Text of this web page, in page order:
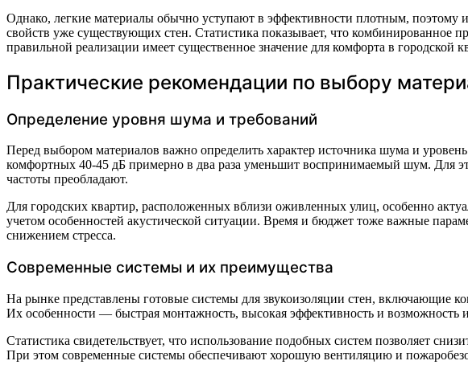
Однако, легкие материалы обычно уступают в эффективности плотным,
свойств уже существующих стен. Статистика показывает, что комбинированное
правильной реализации имеет существенное значение для комфорта в городской
Практические рекомендации по выбору
Определение уровня шума и требований
Перед выбором материалов важно определить характер источника шума и
комфортных 40-45 дБ примерно в два раза уменьшит воспринимаемый шум. Для
частоты преобладают.
Для городских квартир, расположенных вблизи оживленных улиц, особенно
учетом особенностей акустической ситуации. Время и бюджет тоже важные
снижением стресса.
Современные системы и их преимущества
На рынке представлены готовые системы для звукоизоляции стен, включающие
Их особенности — быстрая монтажность, высокая эффективность и возможность
Статистика свидетельствует, что использование подобных систем позволяет
При этом современные системы обеспечивают хорошую вентиляцию и